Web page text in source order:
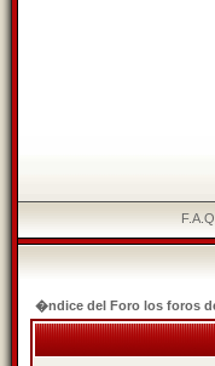
F.A.Q.
�ndice del Foro los foros